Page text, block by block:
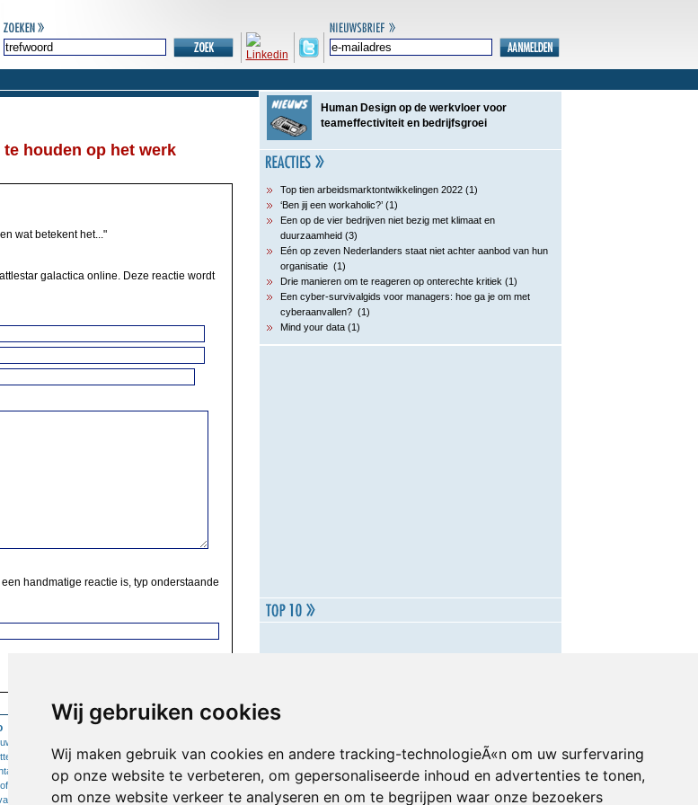
Wij gebruiken cookies
Wij maken gebruik van cookies en andere tracking-technologieÃ«n om uw surfervaring
op onze website te verbeteren, om gepersonaliseerde inhoud en advertenties te tonen,
om onze website verkeer te analyseren en om te begrijpen waar onze bezoekers
houden op het werk
wat betekent het..."
galactica online. Deze reactie wordt
handmatige reactie is, typ onderstaande
Human Design op de werkvloer voor
teameffectiviteit en bedrijfsgroei
Top tien arbeidsmarktontwikkelingen 2022 (1)
‘Ben jij een workaholic?’ (1)
Een op de vier bedrijven niet bezig met klimaat en
duurzaamheid (3)
Eén op zeven Nederlanders staat niet achter aanbod van hun
organisatie (1)
Drie manieren om te reageren op onterechte kritiek (1)
Een cyber-survivalgids voor managers: hoe ga je om met
cyberaanvallen? (1)
Mind your data (1)